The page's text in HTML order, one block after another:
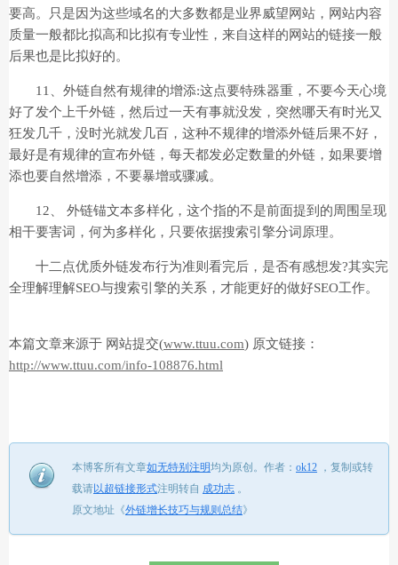
要高。只是因为这些域名的大多数都是业界威望网站，网站内容
质量一般都比拟高和比拟有专业性，来自这样的网站的链接一般
后果也是比拟好的。
11、外链自然有规律的增添:这点要特殊器重，不要今天心境
好了发个上千外链，然后过一天有事就没发，突然哪天有时光又
狂发几千，没时光就发几百，这种不规律的增添外链后果不好，
最好是有规律的宣布外链，每天都发必定数量的外链，如果要增
添也要自然增添，不要暴增或骤减。
12、 外链锚文本多样化，这个指的不是前面提到的周围呈现
相干要害词，何为多样化，只要依据搜索引擎分词原理。
十二点优质外链发布行为准则看完后，是否有感想发?其实完
全理解理解SEO与搜索引擎的关系，才能更好的做好SEO工作。
本篇文章来源于 网站提交(www.ttuu.com) 原文链接：
http://www.ttuu.com/info-108876.html
本博客所有文章如无特别注明均为原创。 作者： ok12 ， 复制或转
载请以超链接形式注明转自 成功志 。
原文地址《外链增长技巧与规则总结》